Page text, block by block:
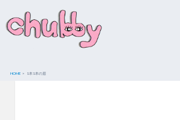
HOME 1本1本の眉